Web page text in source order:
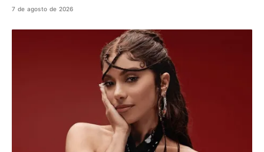
7 de agosto de 2026